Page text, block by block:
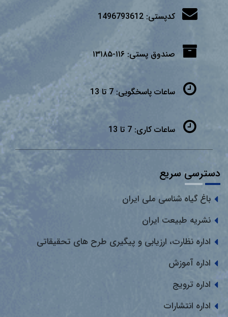
کدپستی: 1496793612
صندوق پستی: ۱۱۶-۱۳۱۸۵
ساعات پاسخگویی: 7 تا 13
ساعات کاری: 7 تا 13
دسترسی سریع
باغ گیاه شناسی ملی ایران
نشریه طبیعت ایران
اداره نظارت، ارزیابی و پیگیری طرح های تحقیقاتی
اداره آموزش
اداره ترویج
اداره انتشارات